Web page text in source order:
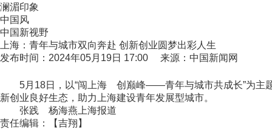
澜湄印象
中国风
中国新视野
上海：青年与城市双向奔赴 创新创业圆梦出彩人生
发布时间：2024年05月19日 17:00 来源：中国新闻网
5月18日，以“闯上海 创巅峰——青年与城市共成长”为主题
新创业良好生态，助力上海建设青年发展型城市。
张践 杨海燕上海报道
责任编辑：【吉翔】